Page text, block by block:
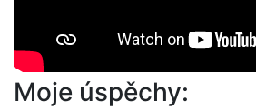
Moje úspěchy: